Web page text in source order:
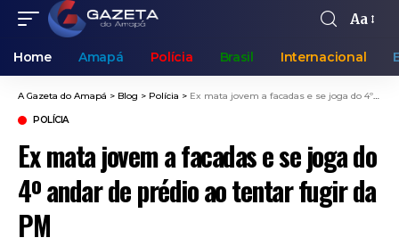
Aa
Home Amapá Polícia Brasil Internacional
A Gazeta do Amapá > Blog > Polícia > Ex mata jovem a facadas e se joga do 4º andar de prédio ao tentar fugir da PM
POLÍCIA
Ex mata jovem a facadas e se joga do
4º andar de prédio ao tentar fugir da
PM